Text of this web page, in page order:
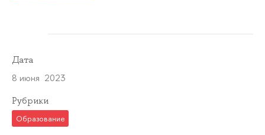
Дата
8 июня 2023
Рубрики
Образование